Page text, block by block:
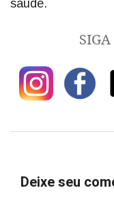
saúde.
Deixe seu